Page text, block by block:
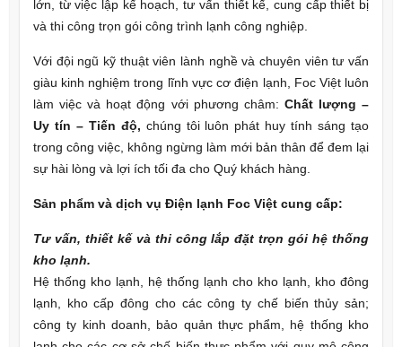
lớn, từ việc lập kế hoạch, tư vấn thiết kế, cung cấp thiết bị
và thi công trọn gói công trình lạnh công nghiệp.
Với đội ngũ kỹ thuật viên lành nghề và chuyên viên tư vấn
giàu kinh nghiệm trong lĩnh vực cơ điện lạnh, Foc Việt luôn
làm việc và hoạt động với phương châm: Chất lượng –
Uy tín – Tiến độ, chúng tôi luôn phát huy tính sáng tạo
trong công việc, không ngừng làm mới bản thân để đem lại
sự hài lòng và lợi ích tối đa cho Quý khách hàng.
Sản phẩm và dịch vụ Điện lạnh Foc Việt cung cấp:
Tư vấn, thiết kế và thi công lắp đặt trọn gói hệ thống
kho lạnh.
Hệ thống kho lạnh, hệ thống lạnh cho kho lạnh, kho đông
lạnh, kho cấp đông cho các công ty chế biến thủy sản;
công ty kinh doanh, bảo quản thực phẩm, hệ thống kho